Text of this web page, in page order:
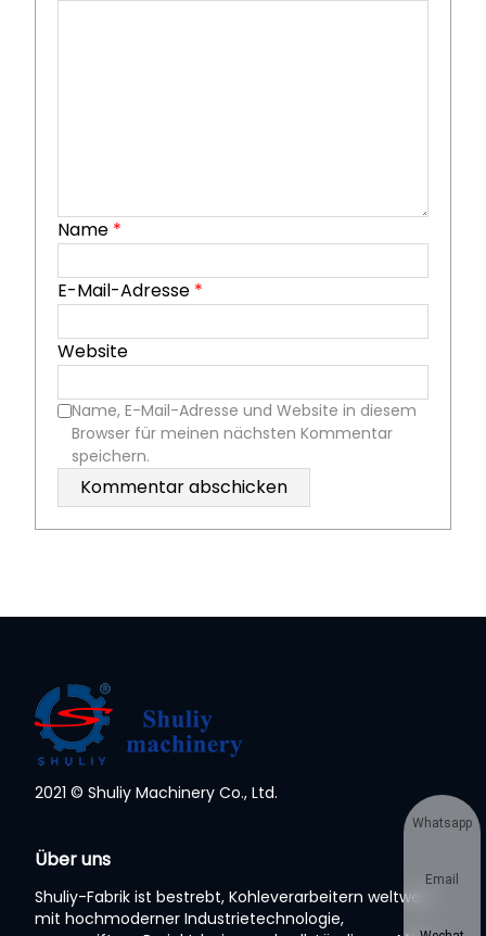
Name *
E-Mail-Adresse *
Website
Name, E-Mail-Adresse und Website in diesem
Browser für meinen nächsten Kommentar
speichern.
2021 © Shuliy Machinery Co., Ltd.
Über uns
Shuliy-Fabrik ist bestrebt, Kohleverarbeitern weltweit
mit hochmoderner Industrietechnologie,
Whatsapp
Email